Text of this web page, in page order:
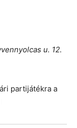
u. 12.
partijátékra a